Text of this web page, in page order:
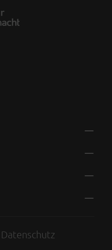
Datenschutz